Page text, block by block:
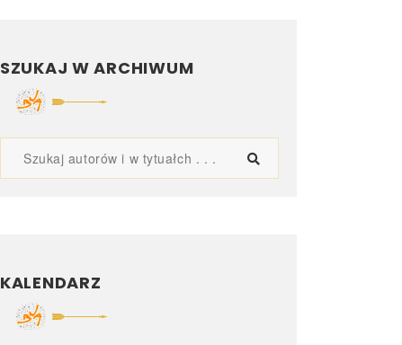
SZUKAJ W ARCHIWUM
KALENDARZ